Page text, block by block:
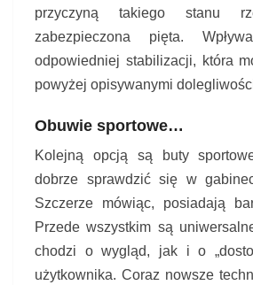
przyczyną takiego stanu
zabezpieczona pięta.
odpowiedniej stabilizacji, która
powyżej opisywanymi
Obuwie sportowe…
Kolejną opcją są buty
dobrze sprawdzić się w
Szczerze mówiąc, posiadają
Przede wszystkim są
chodzi o wygląd, jak i o
użytkownika. Coraz nowsze